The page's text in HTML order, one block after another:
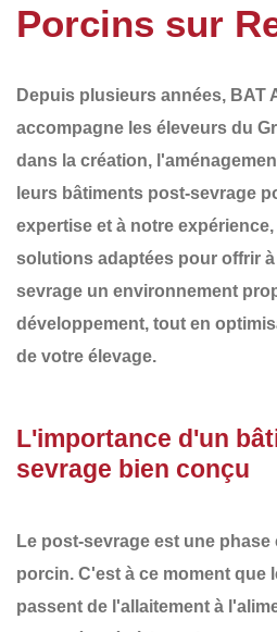
Porcins sur
Depuis plusieurs années, BAT
accompagne les éleveurs du
dans la création,
leurs bâtiments post-sevrage
expertise et à notre
solutions adaptées pour offrir
sevrage un environnement
développement, tout en
de votre élevage.
L'importance d'un
sevrage bien conçu
Le post-sevrage est une phase
porcin. C'est à ce moment que
passent de l'allaitement à